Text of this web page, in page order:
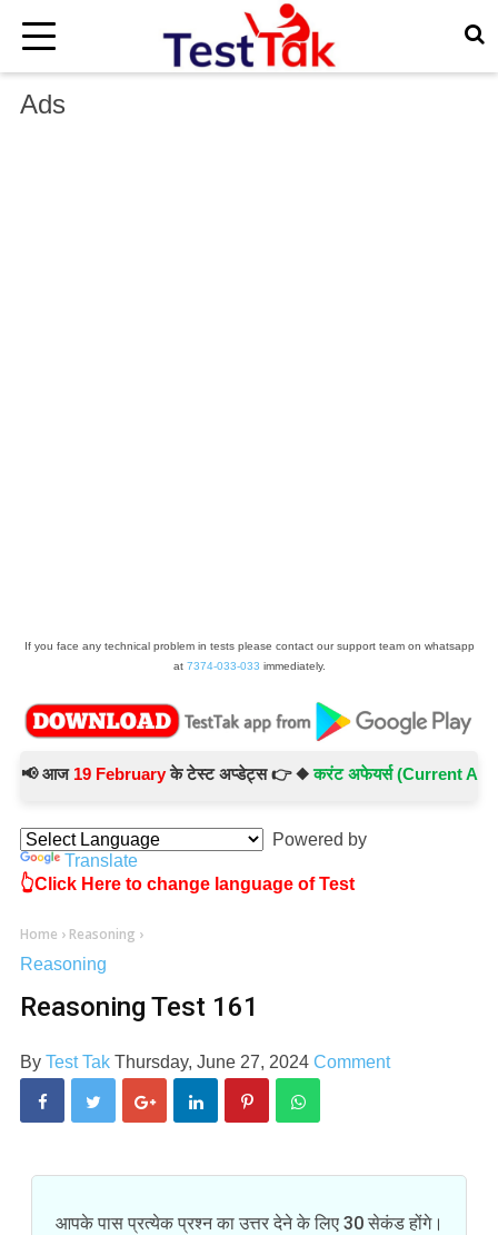
Ads
If you face any technical problem in tests please contact our support team on whatsapp
at 7374-033-033 immediately.
आज19 Februaryके टेस्ट अप्डेट्स 👉 ◆करंट अफेयर्स (Current Affairs)
×
Powered by
Translate
👆Click Here to change language of Test
Home › Reasoning ›
Reasoning
Reasoning Test 161
By Test Tak Thursday, June 27, 2024 Comment
आपके पास प्रत्येक प्रश्न का उत्तर देने के लिए 30 सेकंड होंगे।